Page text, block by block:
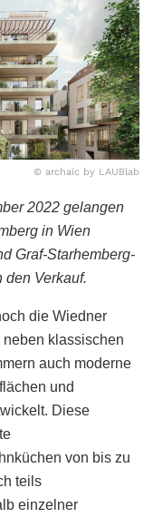
© archaic by LAUBlab
2022 gelangen
in Wien
Graf-Starhemberg-
den Verkauf.
die Wiedner
neben klassischen
auch moderne
und
Diese
von bis zu
teils
einzelner